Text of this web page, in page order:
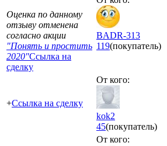
Оценка по данному
отзыву отменена
согласно акции
"Понять и простить
2020"Ссылка на
сделку
BADR-313
119(покупатель)
+Ссылка на сделку
От кого:
kok2
45(покупатель)
От кого: